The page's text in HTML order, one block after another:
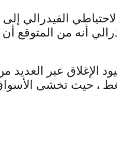
الفيدرالي إلى
أنه من المتوقع
الإغلاق عبر العديد
، حيث تخشى